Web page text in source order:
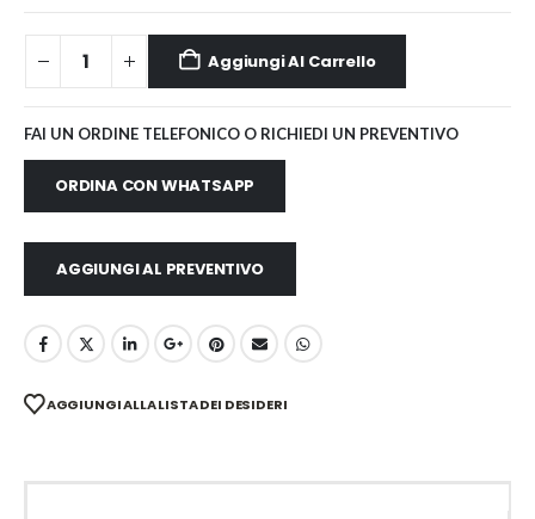
Aggiungi Al Carrello
FAI UN ORDINE TELEFONICO O RICHIEDI UN PREVENTIVO
ORDINA CON WHATSAPP
AGGIUNGI AL PREVENTIVO
AGGIUNGI ALLA LISTA DEI DESIDERI